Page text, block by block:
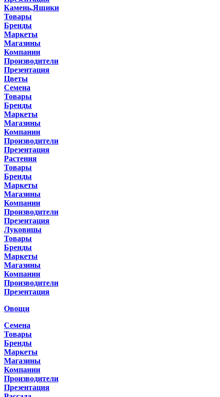
Камень,Ящики
Товары
Бренды
Маркеты
Магазины
Компании
Производители
Презентация
Цветы
Семена
Товары
Бренды
Маркеты
Магазины
Компании
Производители
Презентация
Растения
Товары
Бренды
Маркеты
Магазины
Компании
Производители
Презентация
Луковицы
Товары
Бренды
Маркеты
Магазины
Компании
Производители
Презентация
Овощи
Семена
Товары
Бренды
Маркеты
Магазины
Компании
Производители
Презентация